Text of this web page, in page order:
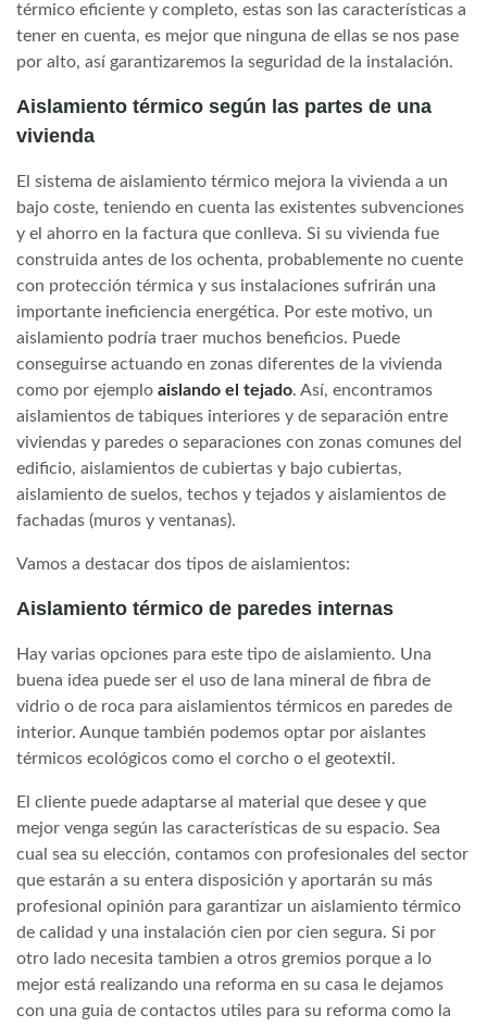
térmico eficiente y completo, estas son las características a
tener en cuenta, es mejor que ninguna de ellas se nos pase
por alto, así garantizaremos la seguridad de la instalación.
Aislamiento térmico según las partes de una
vivienda
El sistema de aislamiento térmico mejora la vivienda a un
bajo coste, teniendo en cuenta las existentes subvenciones
y el ahorro en la factura que conlleva. Si su vivienda fue
construida antes de los ochenta, probablemente no cuente
con protección térmica y sus instalaciones sufrirán una
importante ineficiencia energética. Por este motivo, un
aislamiento podría traer muchos beneficios. Puede
conseguirse actuando en zonas diferentes de la vivienda
como por ejemplo aislando el tejado. Así, encontramos
aislamientos de tabiques interiores y de separación entre
viviendas y paredes o separaciones con zonas comunes del
edificio, aislamientos de cubiertas y bajo cubiertas,
aislamiento de suelos, techos y tejados y aislamientos de
fachadas (muros y ventanas).
Vamos a destacar dos tipos de aislamientos:
Aislamiento térmico de paredes internas
Hay varias opciones para este tipo de aislamiento. Una
buena idea puede ser el uso de lana mineral de fibra de
vidrio o de roca para aislamientos térmicos en paredes de
interior. Aunque también podemos optar por aislantes
térmicos ecológicos como el corcho o el geotextil.
El cliente puede adaptarse al material que desee y que
mejor venga según las características de su espacio. Sea
cual sea su elección, contamos con profesionales del sector
que estarán a su entera disposición y aportarán su más
profesional opinión para garantizar un aislamiento térmico
de calidad y una instalación cien por cien segura. Si por
otro lado necesita tambien a otros gremios porque a lo
mejor está realizando una reforma en su casa le dejamos
con una guia de contactos utiles para su reforma como la